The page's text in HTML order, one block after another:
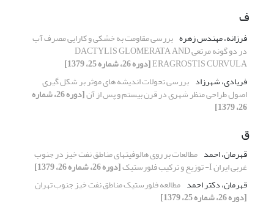
ف
فرزانه، مهندس زهره بررسی مقاومت به خشکی و کارایی مصرف آب
در دو گونه مرتعی DACTYLIS GLOMERATA AND
ERAGROSTIS CURVULA[دوره 26، شماره 25، 1379]
فریادی، شهرزاد بررسی تحولات اندیشه های موثر بر شکل گیری
اصول طراحی منظر شهری در قرن بیستم و پس از آن [دوره 26، شماره
26، 1379]
ق
قهرمان، احمد مطالعات بر روی هالوفیتهای مناطق نفت خیز در جنوب
غربی ایران I- توزیع و ترکیب فلورستیک
[دوره 26، شماره 26، 1379]
قهرمان، دکتر احمد مطالعه فلورستیک مناطق نفت خیز جنوب تهران
[دوره 26، شماره 25، 1379]